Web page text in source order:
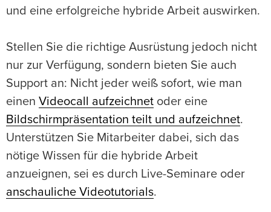
und eine erfolgreiche hybride Arbeit auswirken.
Stellen Sie die richtige Ausrüstung jedoch nicht
nur zur Verfügung, sondern bieten Sie auch
Support an: Nicht jeder weiß sofort, wie man
einen Videocall aufzeichnet oder eine
Bildschirmpräsentation teilt und aufzeichnet.
Unterstützen Sie Mitarbeiter dabei, sich das
nötige Wissen für die hybride Arbeit
anzueignen, sei es durch Live-Seminare oder
anschauliche Videotutorials.